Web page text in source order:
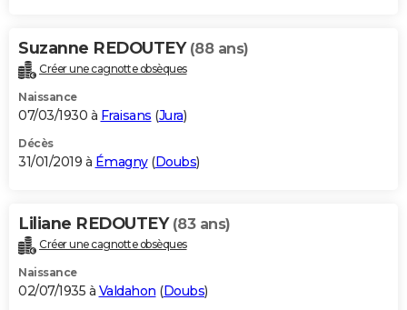
Suzanne REDOUTEY (88 ans)
Créer une cagnotte obsèques
Naissance
07/03/1930 à Fraisans (Jura)
Décès
31/01/2019 à Émagny(Doubs)
Liliane REDOUTEY (83 ans)
Créer une cagnotte obsèques
Naissance
02/07/1935 à Valdahon (Doubs)